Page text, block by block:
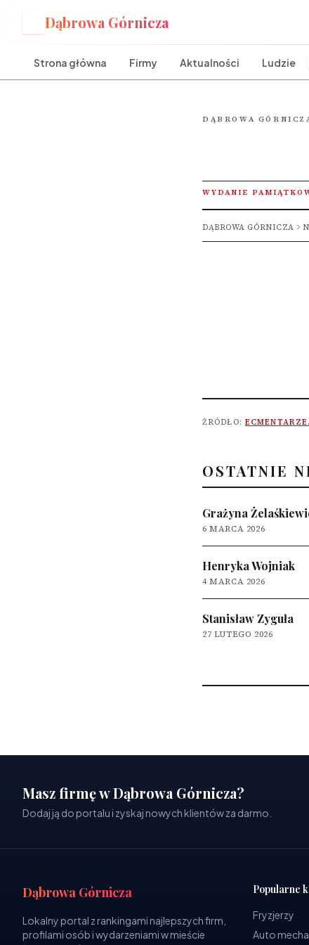
Dąbrowa Górnicza
Strona główna Firmy Aktualności Ludzie
DĄBROWA
WYDANIE
DĄBROWA GÓRNICZA
ŹRÓDŁO:
OSTATNIE
Grażyna
6 MARCA 2026
Henryka Wojniak
4 MARCA 2026
Stanisław Zyguła
27 LUTEGO 2026
Masz firmę w Dąbrowa Górnicza?
Dodaj ją do portalu i zyskaj nowych klientów za darmo.
Dąbrowa Górnicza
Lokalny portal z rankingami najlepszych firm,
profilami osób i wydarzeniami w mieście
Popularne
Fryzjerzy
Auto